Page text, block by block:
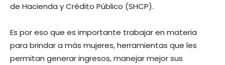
de Hacienda y Crédito Público (SHCP).
Es por eso que es importante trabajar en materia
para brindar a más mujeres, herramientas que les
permitan generar ingresos, manejar mejor sus